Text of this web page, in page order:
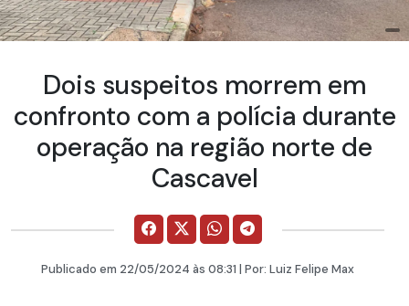
Dois suspeitos morrem em
confronto com a polícia durante
operação na região norte de
Cascavel
Publicado em 22/05/2024 às 08:31 | Por: Luiz Felipe Max